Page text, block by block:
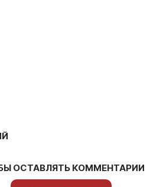
ОСТАВЛЯТЬ КОММЕНТАРИИ